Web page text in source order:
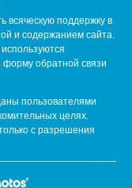
всяческую поддержку в
и содержанием сайта.
обратной связи
пользователями
целях.
с разрешения